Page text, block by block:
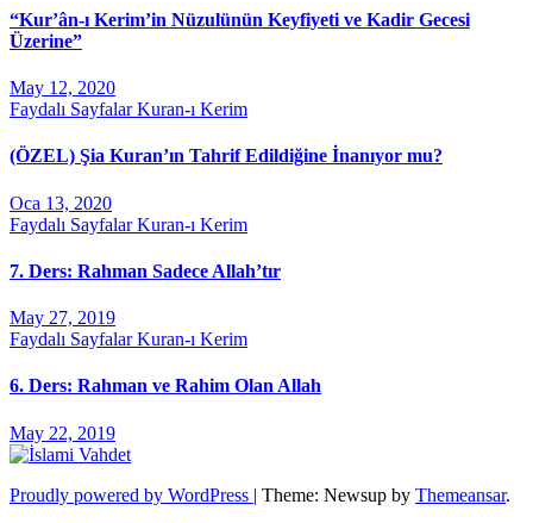
“Kur’ân-ı Kerim’in Nüzulünün Keyfiyeti ve Kadir Gecesi
Üzerine”
May 12, 2020
Faydalı SayfalarKuran-ı Kerim
(ÖZEL) Şia Kuran’ın Tahrif Edildiğine İnanıyor mu?
Oca 13, 2020
Faydalı SayfalarKuran-ı Kerim
7. Ders: Rahman Sadece Allah’tır
May 27, 2019
Faydalı SayfalarKuran-ı Kerim
6. Ders: Rahman ve Rahim Olan Allah
May 22, 2019
Proudly powered by WordPress | Theme: Newsup by Themeansar.